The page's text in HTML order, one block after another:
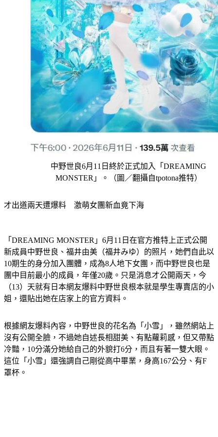
中野世良6月11日終於正式加入「DREAMING
MONSTER」。（圖／翻攝自tpotona推特）
才出道兩天遭爆料　激萌女團新血竟下海
「DREAMING MONSTER」6月11日在官方推特上正式公開
新成員中野世良、福井由美（福井みゆ）的照片，她們自此以
10期生的身分加入團體，成為8人地下女團，而中野世良也是
團中目前最小的成員，年僅20歲。只是消息才公開兩天，今
（13）天就有日本網友爆料中野世良根本就是學生專賣店的小
姐，還貼出她在店家上的官方資料。
根據網友爆料內容，中野世良的花名為「小雪」，雖然網站上
沒有公開全臉，不過她自述長相甜美、有點蘿莉感，但又帶點
冷豔，10分滿分她給自己的外貌打6分，而且有著一雙大眼。
這位「小雪」還強調自己剛從高中畢業，身高167公分、有F
罩杯。